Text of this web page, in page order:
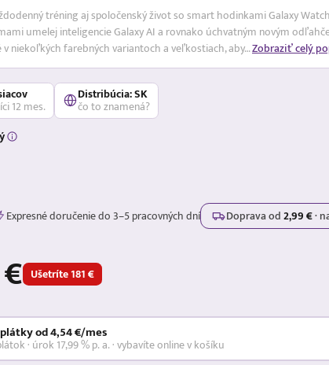
tréning aj spoločenský život so smart hodinkami Galaxy
umelej inteligencie Galaxy AI a rovnako úchvatným novým
niekoľkých farebných variantoch a veľkostiach, aby…Zobraziť celý
12 mes.
Distribúcia: SK
čo to znamená?
Expresné doručenie do 3–5 pracovných dní Doprava od2,99 €·
Ušetríte 181 €
od 4,54 €/mes
· úrok 17,99 % p. a. · vybavíte online v košíku